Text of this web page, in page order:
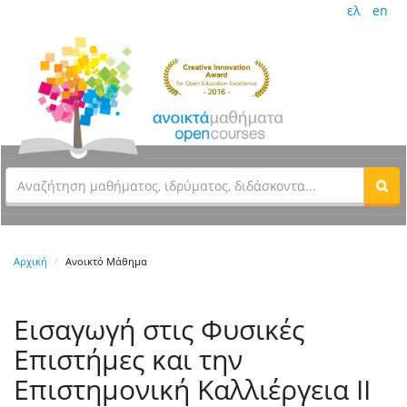
ελ en
Αρχική Ανοικτό Μάθημα
Εισαγωγή στις Φυσικές
Επιστήμες και την
Επιστημονική Καλλιέργεια ΙΙ